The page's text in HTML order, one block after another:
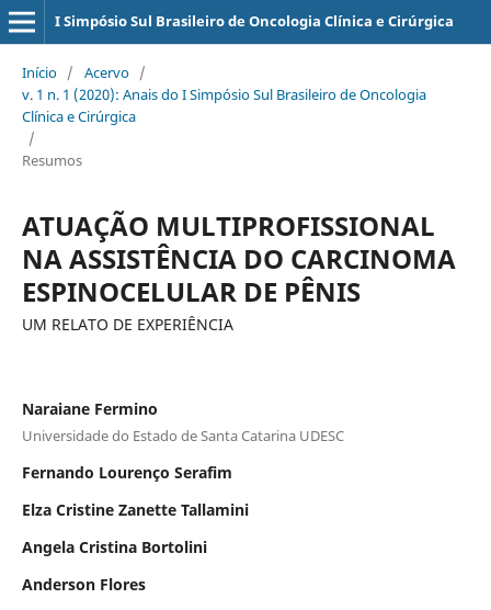
I Simpósio Sul Brasileiro de Oncologia Clínica e Cirúrgica
Início / Acervo /
v. 1 n. 1 (2020): Anais do I Simpósio Sul Brasileiro de Oncologia
Clínica e Cirúrgica
/
Resumos
ATUAÇÃO MULTIPROFISSIONAL
NA ASSISTÊNCIA DO CARCINOMA
ESPINOCELULAR DE PÊNIS
UM RELATO DE EXPERIÊNCIA
Naraiane Fermino
Universidade do Estado de Santa Catarina UDESC
Fernando Lourenço Serafim
Elza Cristine Zanette Tallamini
Angela Cristina Bortolini
Anderson Flores